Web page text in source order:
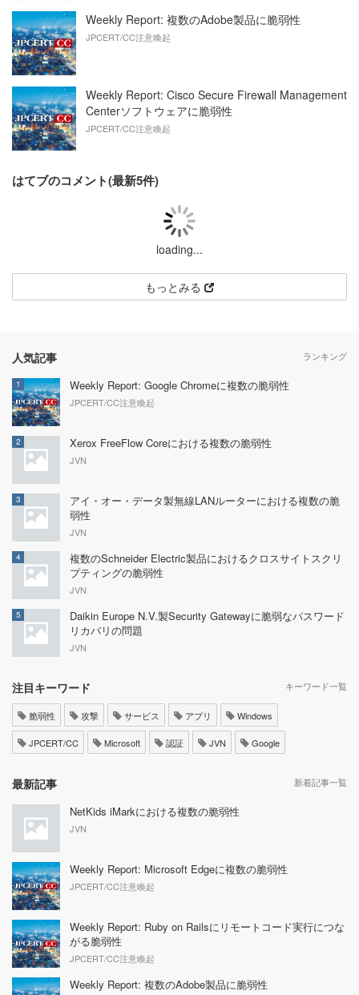
Weekly Report: 複数のAdobe製品に脆弱性
JPCERT/CC注意喚起
Weekly Report: Cisco Secure Firewall Management
Centerソフトウェアに脆弱性
JPCERT/CC注意喚起
はてブのコメント(最新5件)
loading...
もっとみる
人気記事 ランキング
1 Weekly Report: Google Chromeに複数の脆弱性
JPCERT/CC注意喚起
2 Xerox FreeFlow Coreにおける複数の脆弱性
JVN
3
アイ・オー・データ製無線LANルーターにおける複数の脆
弱性
JVN
4
複数のSchneider Electric製品におけるクロスサイトスクリ
プティングの脆弱性
JVN
5
Daikin Europe N.V.製Security Gatewayに脆弱なパスワード
リカバリの問題
JVN
注目キーワード キーワード一覧
脆弱性 攻撃 サービス アプリ Windows
JPCERT/CC Microsoft 認証 JVN Google
最新記事 新着記事一覧
NetKids iMarkにおける複数の脆弱性
JVN
Weekly Report: Microsoft Edgeに複数の脆弱性
JPCERT/CC注意喚起
Weekly Report: Ruby on Railsにリモートコード実行につな
がる脆弱性
JPCERT/CC注意喚起
Weekly Report: 複数のAdobe製品に脆弱性